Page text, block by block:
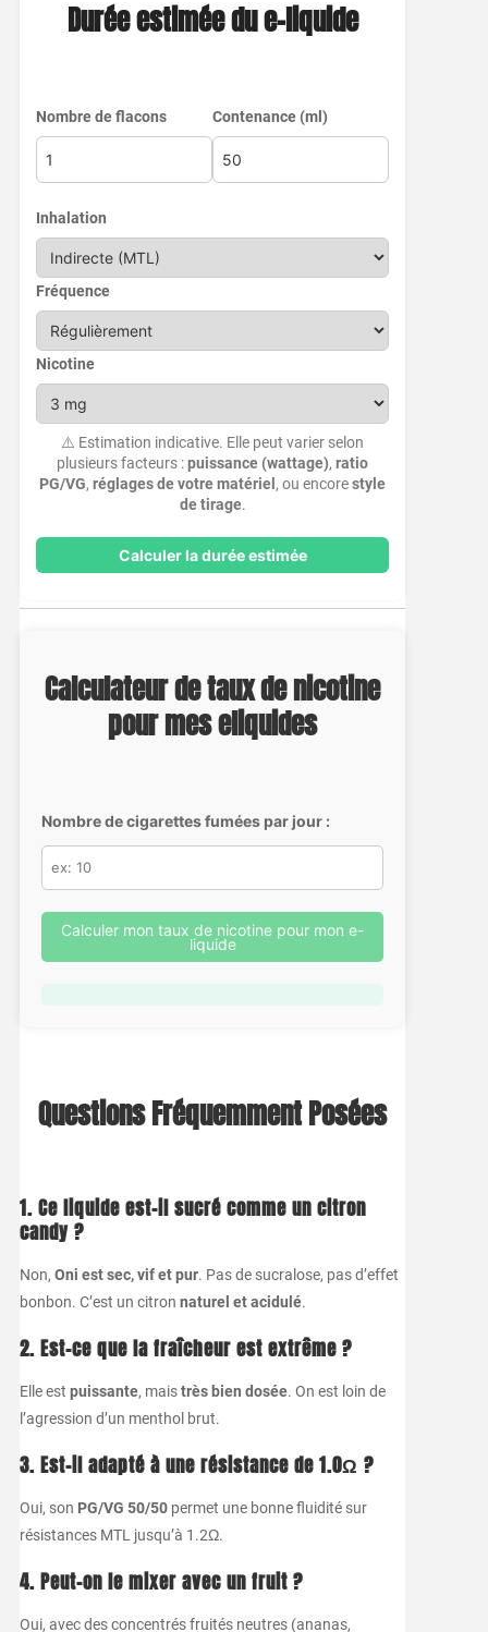
Durée estimée du e-liquide
Nombre de flacons Contenance (ml)
Inhalation
Fréquence
Nicotine
⚠️ Estimation indicative. Elle peut varier selon
plusieurs facteurs :puissance (wattage),ratio
PG/VG,réglages de votre matériel , ou encorestyle
de tirage.
Calculer la durée estimée
Calculateur de taux de nicotine
pour mes eliquides
Nombre de cigarettes fumées par jour :
Calculer mon taux de nicotine pour mon e-
liquide
Questions Fréquemment Posées
1. Ce liquide est-il sucré comme un citron
candy ?
Non, Oni est sec, vif et pur. Pas de sucralose, pas d’effet
bonbon. C’est un citron naturel et acidulé.
2. Est-ce que la fraîcheur est extrême ?
Elle est puissante, maistrès bien dosée. On est loin de
l’agression d’un menthol brut.
3. Est-il adapté à une résistance de 1.0Ω ?
Oui, son PG/VG 50/50permet une bonne fluidité sur
résistances MTL jusqu’à 1.2Ω.
4. Peut-on le mixer avec un fruit ?
Oui, avec des concentrés fruités neutres (ananas,